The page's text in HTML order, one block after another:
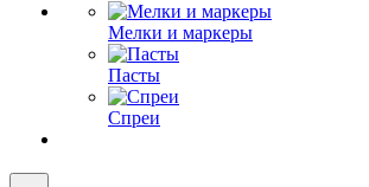
Мелки и маркеры
Пасты
Спреи